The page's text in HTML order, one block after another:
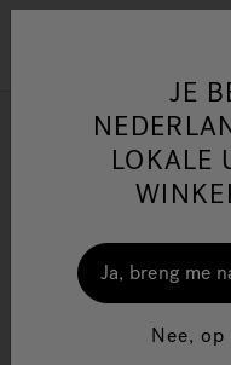
Jacuzzi®
Wellness™
One Page
JE
LOKALE
Ja, breng me
Nee,